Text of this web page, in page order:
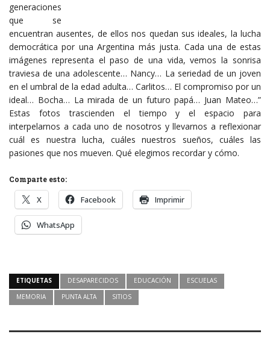
generaciones
que se
encuentran ausentes, de ellos nos quedan sus ideales, la lucha
democrática por una Argentina más justa. Cada una de estas
imágenes representa el paso de una vida, vemos la sonrisa
traviesa de una adolescente… Nancy… La seriedad de un joven
en el umbral de la edad adulta… Carlitos… El compromiso por un
ideal… Bocha… La mirada de un futuro papá… Juan Mateo…”
Estas fotos trascienden el tiempo y el espacio para
interpelarnos a cada uno de nosotros y llevarnos a reflexionar
cuál es nuestra lucha, cuáles nuestros sueños, cuáles las
pasiones que nos mueven. Qué elegimos recordar y cómo.
Comparte esto:
X Facebook Imprimir
WhatsApp
ETIQUETAS DESAPARECIDOS EDUCACIÓN
ESCUELAS
MEMORIA
PUNTA ALTA SITIOS